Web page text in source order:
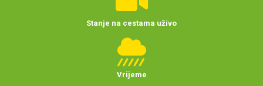
Stanje na cestama uživo
Vrijeme